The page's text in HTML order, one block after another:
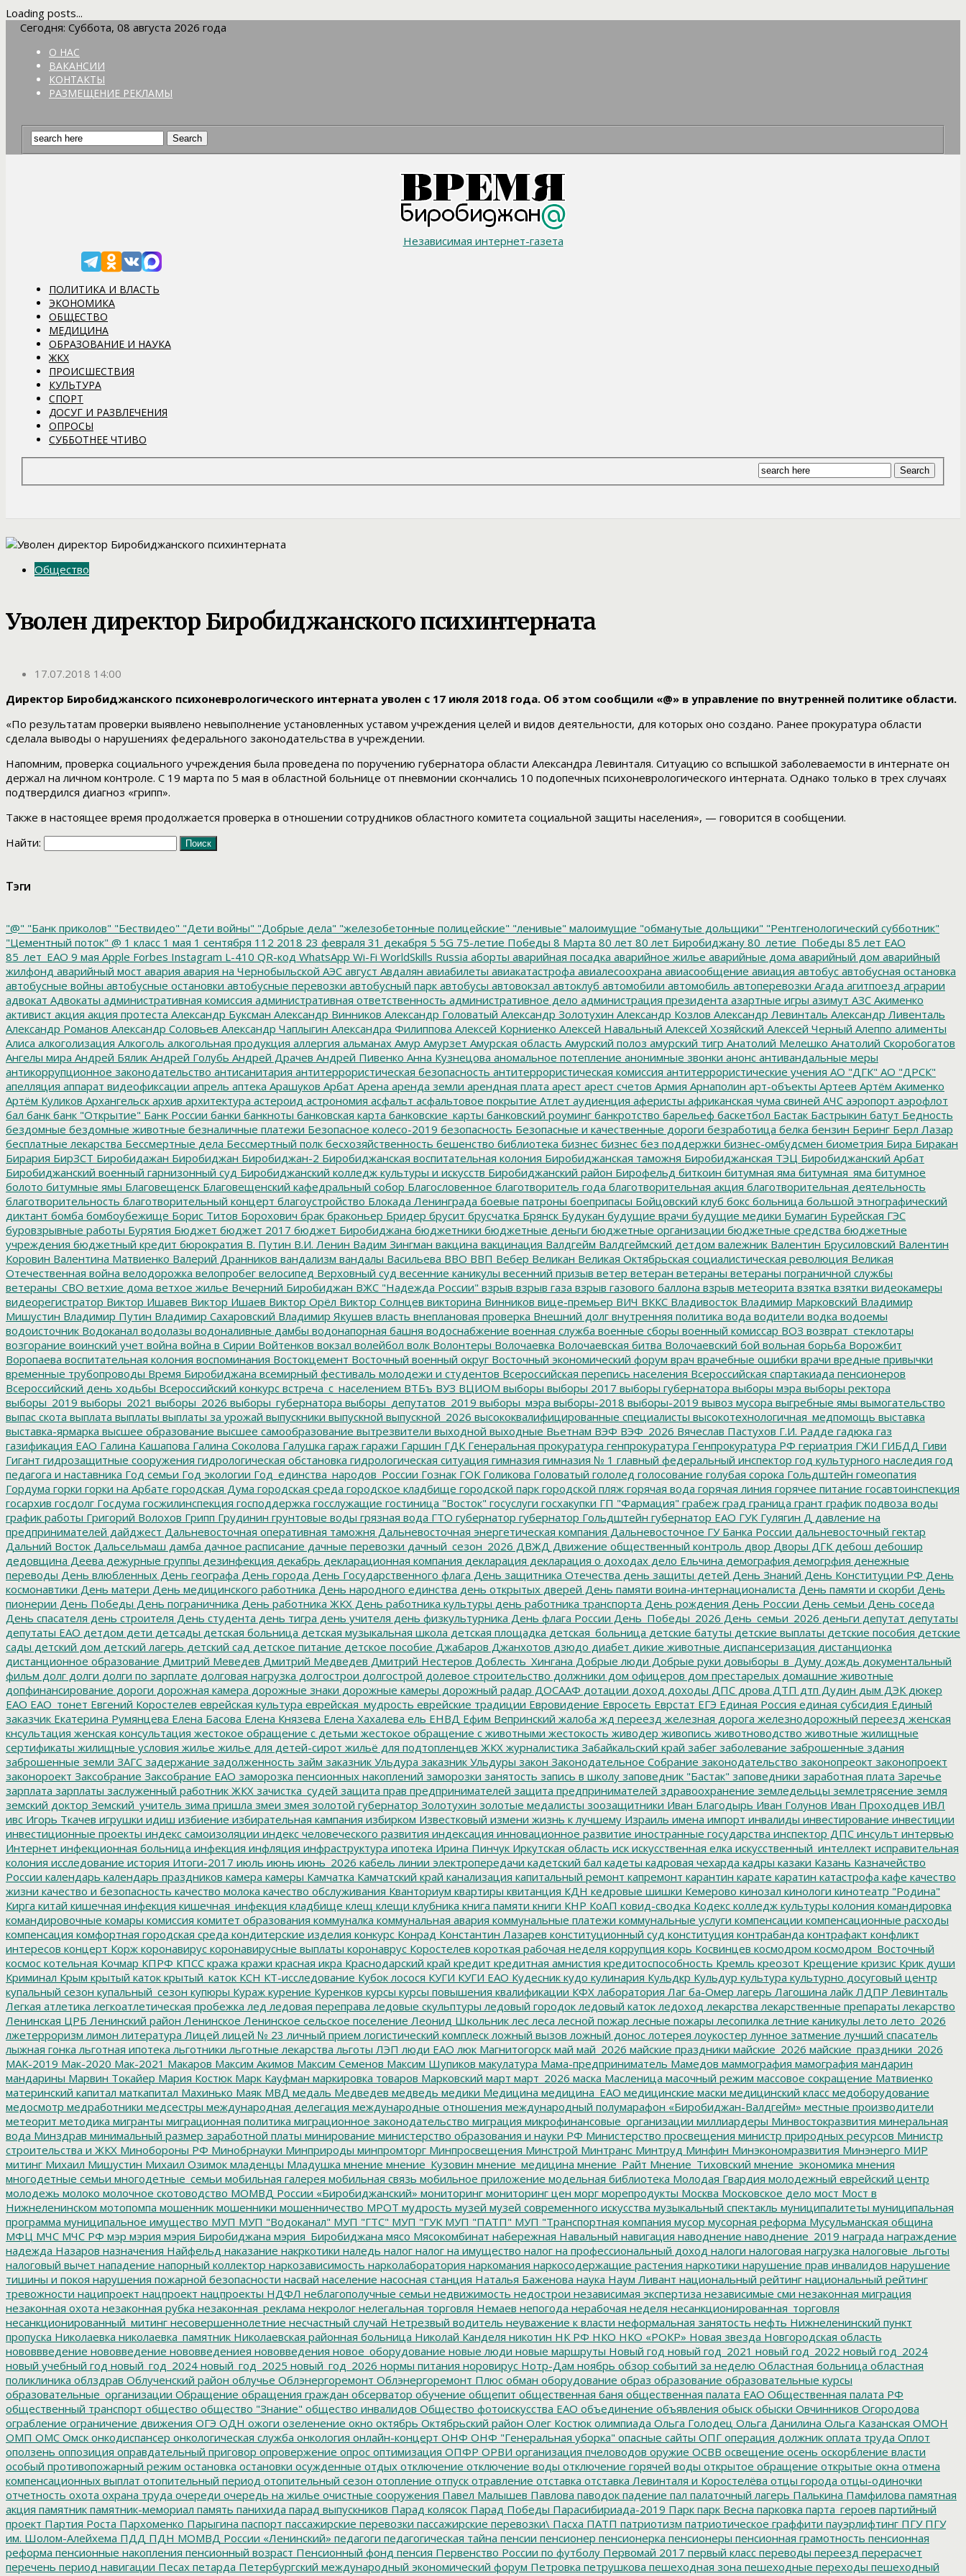
Loading posts...
Сегодня: Суббота, 08 августа 2026 года
О НАС
ВАКАНСИИ
КОНТАКТЫ
РАЗМЕЩЕНИЕ РЕКЛАМЫ
Независимая интернет-газета
ПОЛИТИКА И ВЛАСТЬ
ЭКОНОМИКА
ОБЩЕСТВО
МЕДИЦИНА
ОБРАЗОВАНИЕ И НАУКА
ЖКХ
ПРОИСШЕСТВИЯ
КУЛЬТУРА
СПОРТ
ДОСУГ И РАЗВЛЕЧЕНИЯ
ОПРОСЫ
СУББОТНЕЕ ЧТИВО
Общество
Уволен директор Биробиджанского психинтерната
17.07.2018 14:00
Директор Биробиджанского психоневрологического интерната уволен с 17 июля 2018 года. Об этом сообщили «@» в управление по внутренней политике области.
«По результатам проверки выявлено невыполнение установленных уставом учреждения целей и видов деятельности, для которых оно создано. Ранее прокуратура области
сделала выводы о нарушениях федерального законодательства в учреждении.
Напомним, проверка социального учреждения была проведена по поручению губернатора области Александра Левинталя. Ситуацию со вспышкой заболеваемости в интернате он
держал на личном контроле. С 19 марта по 5 мая в областной больнице от пневмонии скончались 10 подопечных психоневрологического интерната. Однако только в трех случаях
подтвердился диагноз «грипп».
Также в настоящее время продолжается проверка в отношении сотрудников областного комитета социальной защиты населения», — говорится в сообщении.
Найти:
Тэги
"@" "Банк приколов" "Бествидео" "Дети войны" "Добрые дела" "железобетонные полицейские" "ленивые" малоимущие "обманутые дольщики" "Рентгенологический субботник"
"Цементный поток" @ 1 класс 1 мая 1 сентября 112 2018 23 февраля 31 декабря 5 5G 75-летие Победы 8 Марта 80 лет 80 лет Биробиджану 80_летие_Победы 85 лет ЕАО
85_лет_ЕАО 9 мая Apple Forbes Instagram L-410 QR-код WhatsApp Wi-Fi WorldSkills Russia аборты аварийная посадка аварийное жилье аварийные дома аварийный дом аварийный
жилфонд аварийный мост авария авария на Чернобыльской АЭС август Авдалян авиабилеты авиакатастрофа авиалесоохрана авиасообщение авиация автобус автобусная остановка
автобусные войны автобусные остановки автобусные перевозки автобусный парк автобусы автовокзал автоклуб автомобили автомобиль автоперевозки Агада агитпоезд аграрии
адвокат Адвокаты административная комиссия административная ответственность административное дело администрация президента азартные игры азимут АЗС Акименко
активист акция акция протеста Александр Буксман Александр Винников Александр Головатый Александр Золотухин Александр Козлов Александр Левинталь Александр Ливенталь
Александр Романов Александр Соловьев Александр Чаплыгин Александра Филиппова Алексей Корниенко Алексей Навальный Алексей Хозяйский Алексей Черный Алеппо алименты
Алиса алкоголизация Алкоголь алкогольная продукция аллергия альманах Амур Амурзет Амурская область Амурский полоз амурский тигр Анатолий Мелешко Анатолий Скоробогатов
Ангелы мира Андрей Бялик Андрей Голубь Андрей Драчев Андрей Пивенко Анна Кузнецова аномальное потепление анонимные звонки анонс антивандальные меры
антикоррупционное законодательство антисанитария антитеррористическая безопасность антитеррористическая комиссия антитеррористические учения АО "ДГК" АО "ДРСК"
апелляция аппарат видеофиксации апрель аптека Арашуков Арбат Арена аренда земли арендная плата арест арест счетов Армия Арнаполин арт-объекты Артеев Артём Акименко
Артём Куликов Архангельск архив архитектура астероид астрономия асфальт асфальтовое покрытие Атлет аудиенция аферисты африканская чума свиней АЧС аэропорт аэрофлот
бал банк банк "Открытие" Банк России банки банкноты банковская карта банковские_карты банковский роуминг банкротство барельеф баскетбол Бастак Бастрыкин батут Бедность
бездомные бездомные животные безналичные платежи Безопасное колесо-2019 безопасность Безопасные и качественные дороги безработица белка бензин Беринг Берл Лазар
бесплатные лекарства Бессмертные дела Бессмертный полк бесхозяйственность бешенство библиотека бизнес бизнес без поддержки бизнес-омбудсмен биометрия Бира Биракан
Бирария БирЗСТ Биробидажан Биробиджан Биробиджан-2 Биробиджанская воспитательная колония Биробиджанская таможня Биробиджанская ТЭЦ Биробиджанский Арбат
Биробиджанский военный гарнизонный суд Биробиджанский колледж культуры и искусств Биробиджанский район Бирофельд биткоин битумная яма битумная_яма битумное
болото битумные ямы Благовещенск Благовещенский кафедральный собор Благословенное благотворитель года благотворительная акция благотворительная деятельность
благотворительность благотворительный концерт благоустройство Блокада Ленинграда боевые патроны боеприпасы Бойцовский клуб бокс больница большой этнографический
диктант бомба бомбоубежище Борис Титов Борохович брак браконьер Бридер брусит брусчатка Брянск Будукан будущие врачи будущие медики Бумагин Бурейская ГЭС
буровзрывные работы Бурятия Бюджет бюджет 2017 бюджет Биробиджана бюджетники бюджетные деньги бюджетные организации бюджетные средства бюджетные
учреждения бюджетный кредит бюрократия В. Путин В.И. Ленин Вадим Зингман вакцина вакцинация Валдгейм Валдгеймский детдом валежник Валентин Брусиловский Валентин
Коровин Валентина Матвиенко Валерий Дранников вандализм вандалы Васильева ВВО ВВП Вебер Великан Великая Октябрьская социалистическая революция Великая
Отечественная война велодорожка велопробег велосипед Верховный суд весенние каникулы весенний призыв ветер ветеран ветераны ветераны пограничной службы
ветераны_СВО ветхие дома ветхое жилье Вечерний Биробиджан ВЖС "Надежда России" взрыв взрыв газа взрыв газового баллона взрыв метеорита взятка взятки видеокамеры
видеорегистратор Виктор Ишавев Виктор Ишаев Виктор Орёл Виктор Солнцев викторина Винников вице-премьер ВИЧ ВККС Владивосток Владимир Марковский Владимир
Мишустин Владимир Путин Владимир Сахаровский Владимир Якушев власть внеплановая проверка Внешний долг внутренняя политика вода водители водка водоемы
водоисточник Водоканал водолазы водоналивные дамбы водонапорная башня водоснабжение военная служба военные сборы военный комиссар ВОЗ возврат_стеклотары
возгорание воинский учет война война в Сирии Войтенков вокзал волейбол волк Волонтеры Волочаевка Волочаевская битва Волочаевский бой вольная борьба Ворожбит
Воропаева воспитательная колония воспоминания Востокцемент Восточный военный округ Восточный экономический форум врач врачебные ошибки врачи вредные привычки
временные трубопроводы Время Биробиджана всемирный фестиваль молодежи и студентов Всероссийская перепись населения Всероссийская спартакиада пенсионеров
Всероссийский день ходьбы Всероссийский конкурс встреча_с_населением ВТБъ ВУЗ ВЦИОМ выборы выборы 2017 выборы губернатора выборы мэра выборы ректора
выборы_2019 выборы_2021 выборы_2026 выборы_губернатора выборы_депутатов_2019 выборы_мэра выборы-2018 выборы-2019 вывоз мусора выгребные ямы вымогательство
выпас скота выплата выплаты выплаты за урожай выпускники выпускной выпускной_2026 высококвалифицированные специалисты высокотехнологичная_медпомощь выставка
выставка-ярмарка высшее образование высшее самообразование вытрезвители выходной выходные Вьетнам ВЭФ ВЭФ_2026 Вячеслав Пастухов Г.И. Радде гадюка газ
газификация ЕАО Галина Кашапова Галина Соколова Галушка гараж гаражи Гаршин ГДК Генеральная прокуратура генпрокуратура Генпрокуратура РФ гериатрия ГЖИ ГИБДД Гиви
Гигант гидрозащитные сооружения гидрологическая обстановка гидрологическая ситуация гимназия гимназия № 1 главный федеральный инспектор год культурного наследия год
педагога и наставника Год семьи Год экологии Год_единства_народов_России Гознак ГОК Голикова Головатый гололед голосование голубая сорока Гольдштейн гомеопатия
Гордума горки горки на Арбате городская Дума городская среда городское кладбище городской парк городской пляж горячая вода горячая линия горячее питание госавтоинспекция
госархив госдолг Госдума госжилинспекция господдержка госслужащие гостиница "Восток" госуслуги госхакупки ГП "Фармация" грабеж град граница грант график подвоза воды
график работы Григорий Волохов Грипп Грудинин грунтовые воды грязная вода ГТО губернатор губернатор Гольдштейн губернатор ЕАО ГУК Гулягин Д давление на
предпринимателей дайджест Дальневосточная оперативная таможня Дальневосточная энергетическая компания Дальневосточное ГУ Банка России дальневосточный гектар
Дальний Восток Дальсельмаш дамба дачное расписание дачные перевозки дачный_сезон_2026 ДВЖД Движение общественный контроль двор Дворы ДГК дебош дебошир
дедовщина Деева дежурные группы дезинфекция декабрь декларационная компания декларация декларация о доходах дело Ельчина демография демогрфия денежные
переводы День влюбленных День географа День города День Государственного флага День защитника Отечества день защиты детей День Знаний День Конституции РФ День
космонавтики День матери День медицинского работника День народного единства день открытых дверей День памяти воина-интернационалиста День памяти и скорби День
пионерии День Победы День пограничника День работника ЖКХ День работника культуры день работника транспорта День рождения День России День семьи День соседа
День спасателя день строителя День студента день тигра день учителя день физкультурника День флага России День_Победы_2026 День_семьи_2026 деньги депутат депутаты
депутаты ЕАО детдом дети детсады детская больница детская музыкальная школа детская площадка детская_больница детские батуты детские выплаты детские пособия детские
сады детский дом детский лагерь детский сад детское питание детское пособие Джабаров Джанхотов дзюдо диабет дикие животные диспансеризация дистанционка
дистанционное образование Дмитрий Меведев Дмитрий Медведев Дмитрий Нестеров Доблесть_Хингана Добрые люди Добрые руки довыборы_в_Думу дождь документальный
фильм долг долги долги по зарплате долговая нагрузка долгострои долгострой долевое строительство должники дом офицеров дом престарелых домашние животные
допфинансирование дороги дорожная камера дорожные знаки дорожные камеры дорожный радар ДОСААФ дотации доход доходы ДПС дрова ДТП дтп Дудин дым ДЭК дюкер
ЕАО ЕАО_тонет Евгений Коростелев еврейская культура еврейская_мудрость еврейские традиции Евровидение Евросеть Еврстат ЕГЭ Единая Россия единая субсидия Единый
заказчик Екатерина Румянцева Елена Басова Елена Князева Елена Хахалева ель ЕНВД Ефим Вепринский жалоба жд переезд железная дорога железнодорожный переезд женская
кнсультация женская консультация жестокое обращение с детьми жестокое обращение с животными жестокость живодер живопись животноводство животные жилищные
сертификаты жилищные условия жилье жилье для детей-сирот жильё для подтопленцев ЖКХ журналистика Забайкальский край забег заболевание заброшенные здания
заброшенные земли ЗАГС задержание задолженность займ заказник Ульдура заказник Ульдуры закон Законодательное Собрание законодательство законопреокт законопроект
законороект Заксобрание Заксобрание ЕАО заморозка пенсионных накоплений заморозки занятость запись в школу заповедник "Бастак" заповедники заработная плата Заречье
зарплата зарплаты заслуженный работник ЖКХ зачистка_судей защита прав предпринимателей защита предпринимателей здравоохранение земледельцы землетрясение земля
земский доктор Земский_учитель зима пришла змеи змея золотой губернатор Золотухин золотые медалисты зоозащитники Иван Благодырь Иван Голунов Иван Проходцев ИВЛ
ивс Игорь Ткачев игрушки идиш избиение избирательная кампания избирком Известковый измени жизнь к лучшему Израиль имена импорт инвалиды инвестирование инвестиции
инвестиционные проекты индекс самоизоляции индекс человеческого развития индексация инновационное развитие иностранные государства инспектор ДПС инсульт интервью
Интернет инфекционная больница инфекция инфляция инфраструктура ипотека Ирина Пинчук Иркутская область иск искусственная елка искусственный_интеллект исправительная
колония исследование история Итоги-2017 июль июнь июнь_2026 кабель линии электропередачи кадетский бал кадеты кадровая чехарда кадры казаки Казань Казначейство
России календарь календарь праздников камера камеры Камчатка Камчатский край канализация капитальный ремонт капремонт карантин карате каратин катастрофа кафе качество
жизни качество и безопасность качество молока качество обслуживания Кванториум квартиры квитанция КДН кедровые шишки Кемерово кинозал кинологи кинотеатр "Родина"
Кирга китай кишечная инфекция кишечная_инфекция кладбище клещ клещи клубника книга памяти книги КНР КоАП ковид-сводка Кодекс колледж культуры колония командировка
командировочные комары комиссия комитет образования коммуналка коммунальная авария коммунальные платежи коммунальные услуги компенсации компенсационные расходы
компенсация комфортная городская среда кондитерские изделия конкурс Конрад Константин Лазарев конституционный суд конституция контрабанда контрафакт конфликт
интересов концерт Корж коронавирус коронавирусные выплаты коронаврус Коростелев короткая рабочая неделя коррупция корь Косвинцев космодром космодром_Восточный
космос котельная Кочмар КПРФ КПСС кража кражи красная икра Краснодарский край кредит кредитная амнистия кредитоспособность Кремль креозот Крещение кризис Крик души
Криминал Крым крытый каток крытый_каток КСН КТ-исследование Кубок лосося КУГИ КУГИ ЕАО Кудесник кудо кулинария Кульдкр Кульдур культура культурно досуговый центр
купальный сезон купальный_сезон купюры Кураж курение Куренков курсы курсы повышения квалификации КФХ лаборатория Лаг ба-Омер лагерь Лагошина лайк ЛДПР Левинталь
Легкая атлетика легкоатлетическая пробежка лед ледовая переправа ледовые скульптуры ледовый городок ледовый каток ледоход лекарства лекарственные препараты лекарство
Ленинская ЦРБ Ленинский район Ленинское Ленинское сельское поселение Леонид Школьник лес леса лесной пожар лесные пожары лесопилка летние каникулы лето лето_2026
лжетерроризм лимон литература Лицей лицей № 23 личный прием логистический комплеск ложный вызов ложный донос лотерея лоукостер лунное затмение лучший спасатель
лыжная гонка льготная ипотека льготники льготные лекарства льготы ЛЭП люди ЕАО люк Магнитогорск май май_2026 майские праздники майские_2026 майские_праздники_2026
МАК-2019 Мак-2020 Мак-2021 Макаров Максим Акимов Максим Семенов Максим Шупиков макулатура Мама-предприниматель Мамедов маммография мамография мандарин
мандарины Марвин Токайер Мария Костюк Марк Кауфман маркировка товаров Марковский март март_2026 маска Масленица масочный режим массовое сокращение Матвиенко
материнский капитал маткапитал Махинько Маяк МВД медаль Медведев медведь медики Медицина медицина_ЕАО медицинские маски медицинский класс медоборудование
медосмотр медработники медсестры международная делегация международные отношения международный полумарафон «Биробиджан-Валдгейм» местные производители
метеорит методика мигранты миграционная политика миграционное законодательство миграция микрофинансовые_организации миллиардеры Минвостокразвития минеральная
вода Минздрав минимальный размер заработной платы минирование министерство образования и науки РФ Министерство просвещения министр природных ресурсов Министр
строительства и ЖКХ Минобороны РФ Минобрнауки Минприроды минпромторг Минпросвещения Минстрой Минтранс Минтруд Минфин Минэкономразвития Минэнерго МИР
митинг Михаил Мишустин Михаил Озимок младенцы Младушка мнение мнение_Кузовин мнение_медицина мнение_Райт Мнение_Тиховский мнение_экономика мнения
многодетные семьи многодетные_семьи мобильная галерея мобильная связь мобильное приложение модельная библиотека Молодая Гвардия молодежный еврейский центр
молодежь молоко молочное скотоводство МОМВД России «Биробиджанский» мониторинг мониторинг цен морг морепродукты Москва Московское дело мост Мост в
Нижнеленинском мотопомпа мошенник мошенники мошенничество МРОТ мудрость музей музей современного искусства музыкальный спектакль муниципалитеты муниципальная
программа муниципальное имущество МУП МУП "Водоканал" МУП "ГТС" МУП "ГУК МУП "ПАТП" МУП "Транспортная компания мусор мусорная реформа Мусульманская община
МФЦ МЧС МЧС РФ мэр мэрия мэрия Биробиджана мэрия_Биробиджана мясо Мясокомбинат набережная Навальный навигация наводнение наводнение_2019 награда награждение
надежда Назаров назначения Найфельд наказание накркотики наледь налог налог на имущество налог на профессиональный доход налоги налоговая нагрузка налоговые_льготы
налоговый вычет нападение напорный коллектор наркозависимость нарколаборатория наркомания наркосодержащие растения наркотики нарушение прав инвалидов нарушение
тишины и покоя нарушения пожарной безопасности насвай население насосная станция Наталья Баженова наука Наум Ливант национальный рейтинг национальный рейтинг
тревожности наципроект нацпроект нацпроекты НДФЛ неблагополучные семьи недвижимость недострои независимая экспертиза независимые сми незаконная миграция
незаконная охота незаконная рубка незаконная_реклама некролог нелегальная торговля Немаев непогода нерабочая неделя несанкционированная_торговля
несанкционированный_митинг несовершеннолетние несчастный случай Нетрезвый водитель неуважение к власти неформальная занятость нефть Нижнеленинский пункт
пропуска Николаевка николаевка_памятник Николаевская районная больница Николай Канделя никотин НК РФ НКО НКО «РОКР» Новая звезда Новгородская область
нововвведение нововведение нововведениея нововведения новое_оборудование новые люди новые маршруты Новый год новый год_2021 новый год_2022 новый год_2024
новый учебный год новый_год_2024 новый_год_2025 новый_год_2026 нормы питания норовирус Нотр-Дам ноябрь обзор событий за неделю Областная больница областная
поликлиника облздрав Облученский район облучье Облэнергоремонт Облэнергоремонт Плюс обман оборудование образ образование образовательные курсы
образовательные_организации Обращение обращения граждан обсерватор обучение общепит общественная баня общественная палата ЕАО Общественная палата РФ
общественный транспорт общество общество "Знание" общество инвалидов Общество фотоискусства ЕАО объединение объявления обыск обыски Овчинников Огородова
ограбление ограничение движения ОГЭ ОДН ожоги озеленение окно октябрь Октябрьский район Олег Костюк олимпиада Ольга Голодец Ольга Данилина Ольга Казанская ОМОН
ОМП ОМС Омск онкодиспансер онкологическая служба онкология онлайн-концерт ОНФ ОНФ "Генеральная уборка" опасные сайты ОПГ операция должник оплата труда Оплот
оползень оппозиция оправдательный приговор опровержение опрос оптимизация ОПФР ОРВИ организация пчеловодов оружие ОСВВ освещение осень оскорбление власти
особый противопожарный режим остановка остановки осужденные отдых отключение отключение воды отключение горячей воды открытое обращение открытые окна отмена
компенсационных выплат отопительный период отопительный сезон отопление отпуск отравление отставка отставка Левинталя и Коростелёва отцы города отцы-одиночки
отчетность охота охрана труда очереди очередь на жилье очистные сооружения Павел Малышев Павлова паводок падение пал палаточный лагерь Палькина Памфилова памятная
акция памятник памятник-мемориал память панихида парад выпускников Парад колясок Парад Победы Парасибириада-2019 Парк парк Весна парковка парта_героев партийный
проект Партия Роста Пархоменко Парыгина паспорт пассажирские перевозки пассажирские перевозки\ Пасха ПАТП патриотизм патриотическое граффити пауэрлифтинг ПГУПГУ
им. Шолом-Алейхема ПДД ПДН МОМВД России «Ленинский» педагоги педагогическая тайна пенсии пенсионер пенсионерка пенсионеры пенсионная грамотность пенсионная
реформа пенсионные накопления пенсионный возраст Пенсионный фонд пенсия Первенство России по футболу Первомай 2017 первый класс переводы переезд перерасчет
перечень период навигации Песах петарда Петербургский международный экономический форум Петровка петрушкова пешеходная зона пешеходные переходы пешеходный